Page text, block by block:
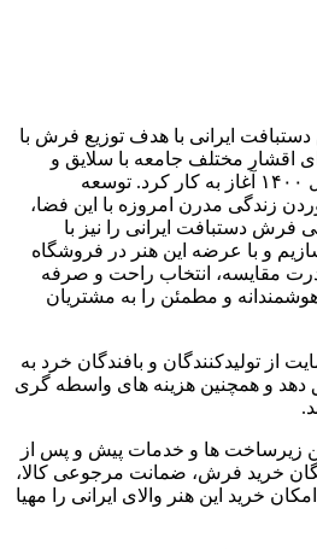
ایرانی با هدف توزیع فرش با
اقشار مختلف جامعه با سلایق و
آغاز به کار کرد. توسعه
زندگی مدرن امروزه با این فضا،
فرش دستبافت ایرانی را نیز با
و با عرضه این هنر در فروشگاه
قدرت مقایسه، انتخاب راحت و صرفه
و مطمئن را به مشتریان
از تولیدکنندگان و بافندگان خرد به
و همچنین هزینه های واسطه گری
.
زیرساخت ها و خدمات پیش و پس از
خرید فرش، ضمانت مرجوعی کالا،
خرید این هنر والای ایرانی را مهیا